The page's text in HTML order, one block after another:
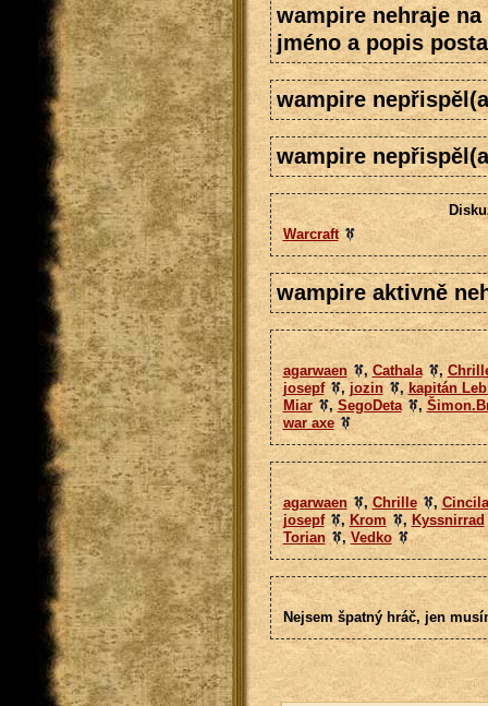
wampire nehraje
jméno a popis
wampire
wampire
Warcraft
wampire aktivně
agarwaen , Cathala ,
josepf
,jozin ,kapitán
Miar
, SegoDeta ,
war axe
agarwaen ,Chrille , Cincila
josepf
, Krom , Kyssnirrad
Torian
,Vedko
Nejsem špatný hráč, jen